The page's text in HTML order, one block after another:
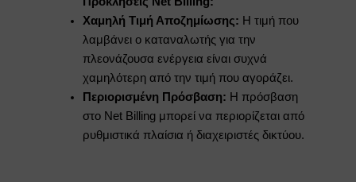
Χαμηλή Τιμή Αποζημίωσης: Η τιμή που
λαμβάνει ο καταναλωτής για την
πλεονάζουσα ενέργεια είναι συχνά
χαμηλότερη από την τιμή που αγοράζει.
Περιορισμένη Πρόσβαση: Η πρόσβαση
στο Net Billing μπορεί να περιορίζεται από
ρυθμιστικά πλαίσια ή διαχειριστές δικτύου.